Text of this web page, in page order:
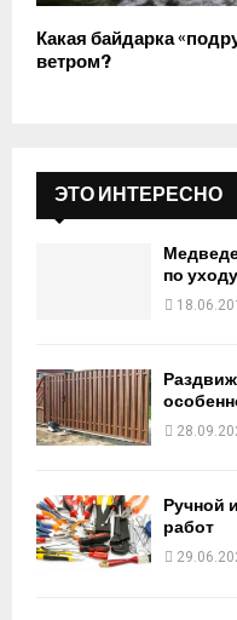
Какая байдарка
ветром?
ЭТО ИНТЕРЕСНО
по
Ручной
работ